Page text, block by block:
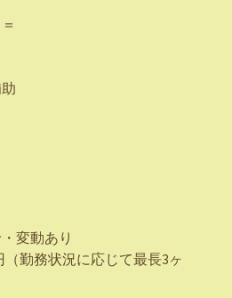
変動あり
勤務状況に応じて最長3ヶ